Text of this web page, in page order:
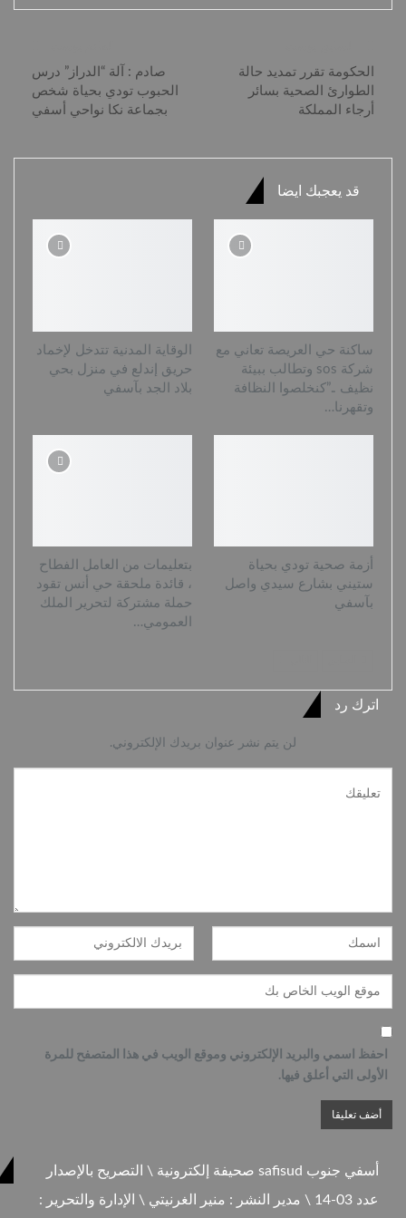
الحكومة تقرر تمديد حالة
الطوارئ الصحية بسائر
أرجاء المملكة
صادم : آلة “الدراز” درس
الحبوب تودي بحياة شخص
بجماعة نكا نواحي أسفي
قد يعجبك ايضا
ساكنة حي العريصة تعاني مع
شركة sos وتطالب ببيئة
نظيف ..”كنخلصوا النظافة
وتقهرنا…
الوقاية المدنية تتدخل لإخماد
حريق إندلع في منزل بحي
بلاد الجد بآسفي
أزمة صحية ‎تودي بحياة
ستيني بشارع سيدي واصل
بآسفي
بتعليمات من العامل الفطاح
، قائدة ملحقة حي أنس تقود
حملة مشتركة لتحرير الملك
العمومي…
اترك رد
لن يتم نشر عنوان بريدك الإلكتروني.
احفظ اسمي والبريد الإلكتروني وموقع الويب في هذا المتصفح للمرة
الأولى التي أعلق فيها.
أسفي جنوب safisud صحيفة إلكترونية \ التصريح بالإصدار
عدد 03-14 \ مدير النشر : منير الغرنيتي \ الإدارة والتحرير :